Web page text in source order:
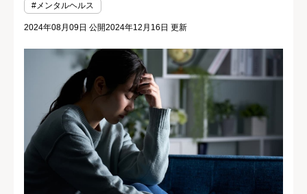
#メンタルヘルス
2024年08月09日 公開2024年12月16日 更新